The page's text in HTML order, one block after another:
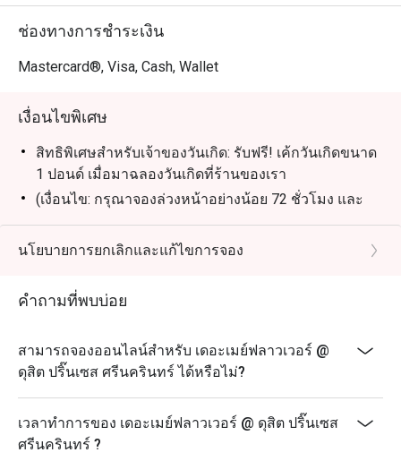
ช่องทางการชำระเงิน
Mastercard®, Visa, Cash, Wallet
เงื่อนไขพิเศษ
สิทธิพิเศษสำหรับเจ้าของวันเกิด: รับฟรี! เค้กวันเกิดขนาด
1 ปอนด์ เมื่อมาฉลองวันเกิดที่ร้านของเรา
(เงื่อนไข: กรุณาจองล่วงหน้าอย่างน้อย 72 ชั่วโมง และ
ระบุข้อความ "ฉลองวันเกิด" ในรายละเอียดการจอง)
นโยบายการยกเลิกและแก้ไขการจอง
คำถามที่พบบ่อย
สามารถจองออนไลน์สำหรับ เดอะเมย์ฟลาวเวอร์ @
ดุสิต ปริ๊นเซส ศรีนครินทร์ ได้หรือไม่?
เวลาทำการของ เดอะเมย์ฟลาวเวอร์ @ ดุสิต ปริ๊นเซส
ศรีนครินทร์ ?